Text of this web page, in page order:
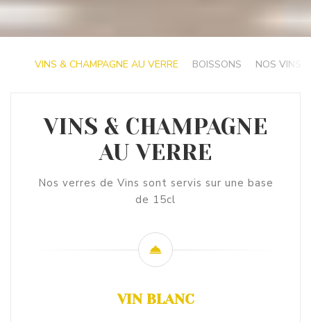
VINS & CHAMPAGNE AU VERRE BOISSONS NOS VINS
VINS & CHAMPAGNE
AU VERRE
Nos verres de Vins sont servis sur une base
de 15cl
VIN BLANC